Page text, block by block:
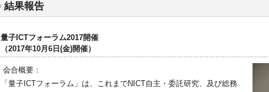
結果報告
量子ICTフォーラム2017開催
（2017年10月6日(金)開催）
会合概要：
「量子ICTフォーラム」は、これまでNICT自主・委託研究、及び総務